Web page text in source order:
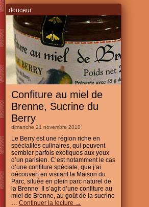
douceur
Confiture au miel de
Brenne, Sucrine du
Berry
dimanche 21 novembre 2010
Le Berry est une région riche en
spécialités culinaires, qui peuvent
sembler parfois exotiques aux yeux
d’un parisien. C’est notamment le cas
d’une confiture spéciale, que j’ai
découvert en visitant la Maison du
Parc, située en plein parc naturel de
la Brenne. Il s’agit d’une confiture au
miel de Brenne, au goût de la sucrine
… Continuer la lecture →